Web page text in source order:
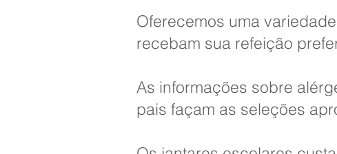
Oferecemos uma
recebam sua refeição
As informações sobre
pais façam as seleções